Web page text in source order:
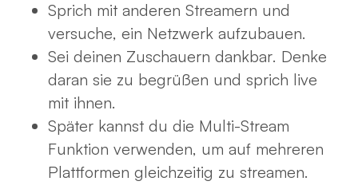
Sprich mit anderen Streamern und
versuche, ein Netzwerk aufzubauen.
Sei deinen Zuschauern dankbar. Denke
daran sie zu begrüßen und sprich live
mit ihnen.
Später kannst du die Multi-Stream
Funktion verwenden, um auf mehreren
Plattformen gleichzeitig zu streamen.